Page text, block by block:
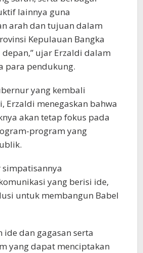
lainnya guna
arah dan tujuan dalam
Kepulauan Bangka
ujar Erzaldi dalam
para pendukung.
yang kembali
Erzaldi menegaskan bahwa
akan tetap fokus pada
program yang
yang berisi ide,
untuk membangun Babel
ide dan gagasan serta
yang dapat menciptakan